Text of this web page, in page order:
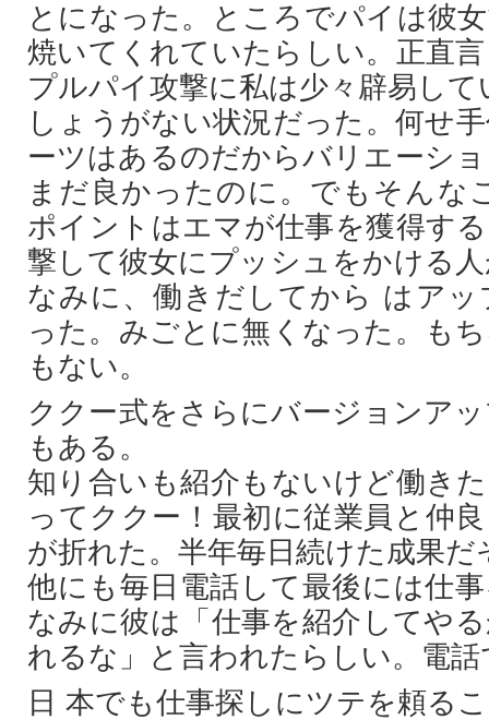
とになった。ところでパイは彼
焼いてくれていたらしい。正直
プルパイ攻撃に私は少々辟易し
しょうがない状況だった。何せ
ーツはあるのだからバリエーシ
まだ良かったのに。でもそんな
ポイントはエマが仕事を獲得す
撃して彼女にプッシュをかける
なみに、働きだしてから はア
った。みごとに無くなった。も
もない。
ククー式をさらにバージョンア
もある。
知り合いも紹介もないけど働き
ってククー！最初に従業員と仲
が折れた。半年毎日続けた成果だ
他にも毎日電話して最後には仕
なみに彼は「仕事を紹介してや
れるな」と言われたらしい。電
日 本でも仕事探しにツテを頼る